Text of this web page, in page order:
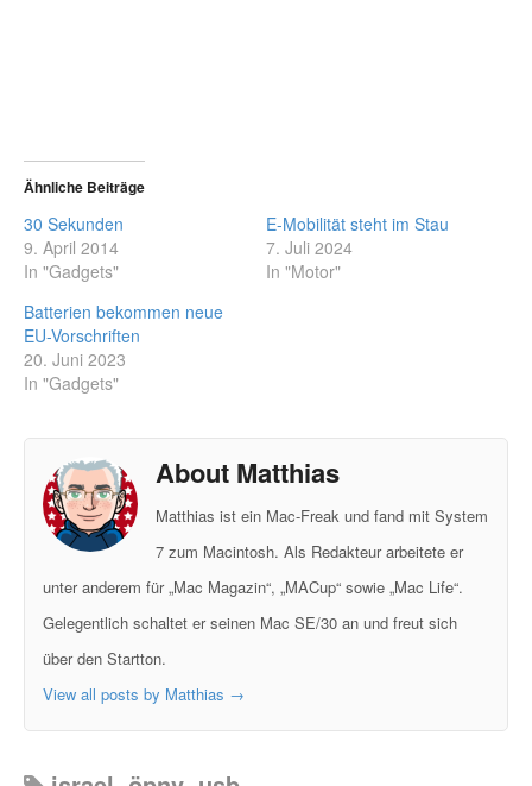
Ähnliche Beiträge
30 Sekunden
9. April 2014
In "Gadgets"
E-Mobilität steht im Stau
7. Juli 2024
In "Motor"
Batterien bekommen neue
EU-Vorschriften
20. Juni 2023
In "Gadgets"
About Matthias
Matthias ist ein Mac-Freak und fand mit System
7 zum Macintosh. Als Redakteur arbeitete er
unter anderem für „Mac Magazin“, „MACup“ sowie „Mac Life“.
Gelegentlich schaltet er seinen Mac SE/30 an und freut sich
über den Startton.
View all posts by Matthias →